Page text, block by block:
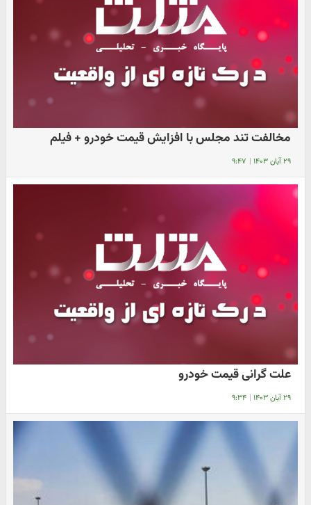
مخالفت تند مجلس با افزایش قیمت خودرو + فیلم
۲۹ آبان ۱۴۰۳ | ۹:۴۷
علت گرانی قیمت خودرو
۲۹ آبان ۱۴۰۳ | ۹:۳۴